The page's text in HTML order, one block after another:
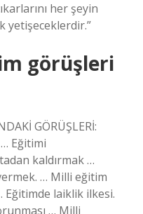
her şeyin
yetişeceklerdir.”
görüşleri
GÖRÜŞLERİ:
Eğitimi
kaldırmak …
… Milli eğitim
Eğitimde laiklik ilkesi.
… Milli